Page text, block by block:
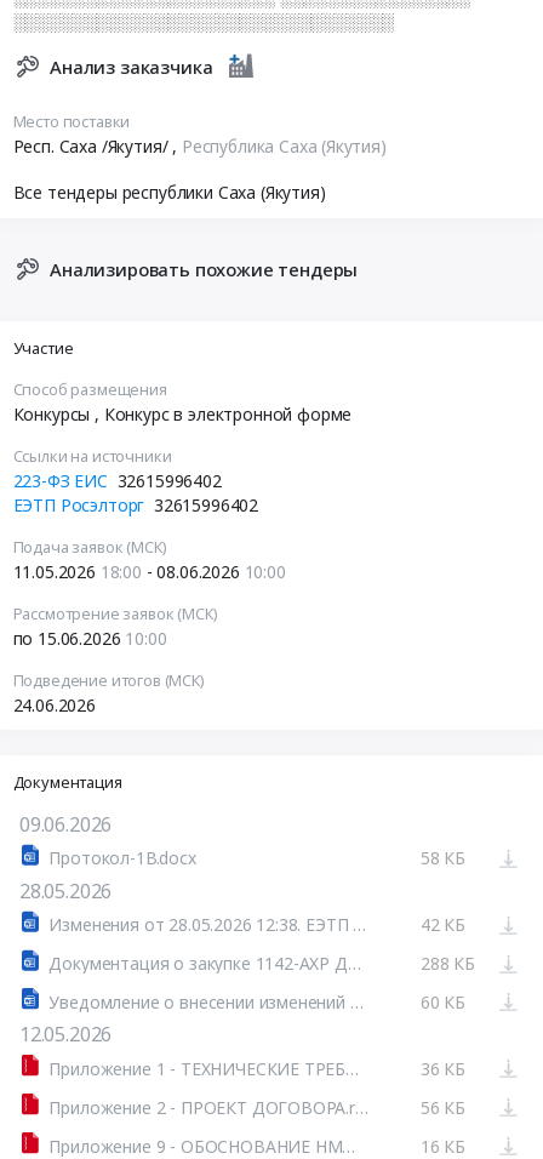
░░░░░░░░░░░░░░░░░░░░░░░░░░░░░░░░
Анализ заказчика
Место поставки
Респ. Саха /Якутия/ , Республика Саха (Якутия)
Все тендеры республики Саха (Якутия)
Анализировать похожие тендеры
Участие
Способ размещения
Конкурсы , Конкурс в электронной форме
Ссылки на источники
223-ФЗ ЕИС 32615996402
ЕЭТП Росэлторг 32615996402
Подача заявок (МСК)
11.05.2026 18:00 - 08.06.2026 10:00
Рассмотрение заявок (МСК)
по 15.06.2026 10:00
Подведение итогов (МСК)
24.06.2026
Документация
09.06.2026
Протокол-1В.docx 58 КБ
28.05.2026
Изменения от 28.05.2026 12:38. ЕЭТП Росэлторг
42 КБ
Документация о закупке 1142-АХР ДОР-2026-ЭТС ред.2.docx
288 КБ
Уведомление о внесении изменений 1.doc
60 КБ
12.05.2026
Приложение 1 - ТЕХНИЧЕСКИЕ ТРЕБОВАНИЯ.rar
36 КБ
Приложение 2 - ПРОЕКТ ДОГОВОРА.rar
56 КБ
Приложение 9 - ОБОСНОВАНИЕ НМЦ.rar
16 КБ